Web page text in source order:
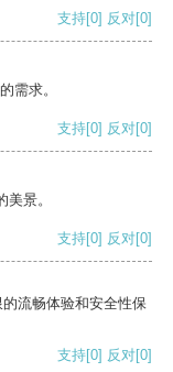
支持[0] 反对[0]
需求。
支持[0] 反对[0]
景。
支持[0] 反对[0]
流畅体验和安全性保
支持[0] 反对[0]